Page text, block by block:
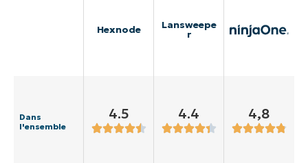
Hexnode Lansweepe
r
Dans
l'ensemble
4.5 4.4 4,8